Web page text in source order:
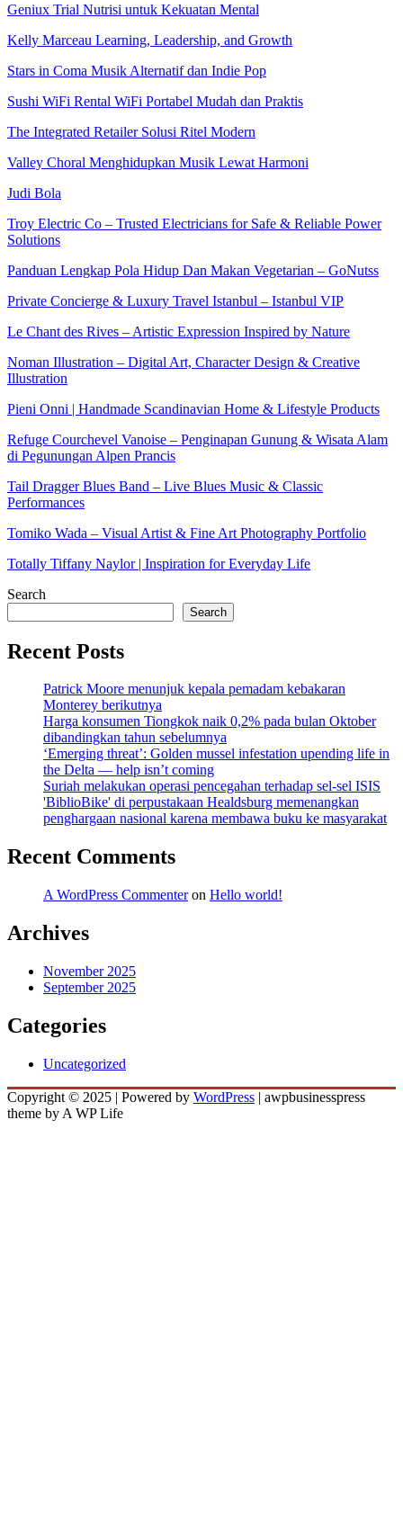
Geniux Trial Nutrisi untuk Kekuatan Mental
Kelly Marceau Learning, Leadership, and Growth
Stars in Coma Musik Alternatif dan Indie Pop
Sushi WiFi Rental WiFi Portabel Mudah dan Praktis
The Integrated Retailer Solusi Ritel Modern
Valley Choral Menghidupkan Musik Lewat Harmoni
Judi Bola
Troy Electric Co – Trusted Electricians for Safe & Reliable Power
Solutions
Panduan Lengkap Pola Hidup Dan Makan Vegetarian – GoNutss
Private Concierge & Luxury Travel Istanbul – Istanbul VIP
Le Chant des Rives – Artistic Expression Inspired by Nature
Noman Illustration – Digital Art, Character Design & Creative
Illustration
Pieni Onni | Handmade Scandinavian Home & Lifestyle Products
Refuge Courchevel Vanoise – Penginapan Gunung & Wisata Alam
di Pegunungan Alpen Prancis
Tail Dragger Blues Band – Live Blues Music & Classic
Performances
Tomiko Wada – Visual Artist & Fine Art Photography Portfolio
Totally Tiffany Naylor | Inspiration for Everyday Life
Search
Search
Recent Posts
Patrick Moore menunjuk kepala pemadam kebakaran
Monterey berikutnya
Harga konsumen Tiongkok naik 0,2% pada bulan Oktober
dibandingkan tahun sebelumnya
‘Emerging threat’: Golden mussel infestation upending life in
the Delta — help isn’t coming
Suriah melakukan operasi pencegahan terhadap sel-sel ISIS
'BiblioBike' di perpustakaan Healdsburg memenangkan
penghargaan nasional karena membawa buku ke masyarakat
Recent Comments
A WordPress Commenteron Hello world!
Archives
November 2025
September 2025
Categories
Uncategorized
Copyright © 2025 | Powered by WordPress | awpbusinesspress
theme by A WP Life